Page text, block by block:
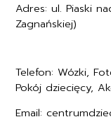
Adres: ul. Piaski
Zagnańskiej)
Telefon: Wózki,
Pokój dziecięcy,
Email: